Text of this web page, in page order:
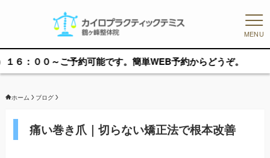
MENU
ご予約可能です。簡単WEB予約からどうぞ。
ホーム ブログ
痛い巻き爪｜切らない矯正法で根本改善